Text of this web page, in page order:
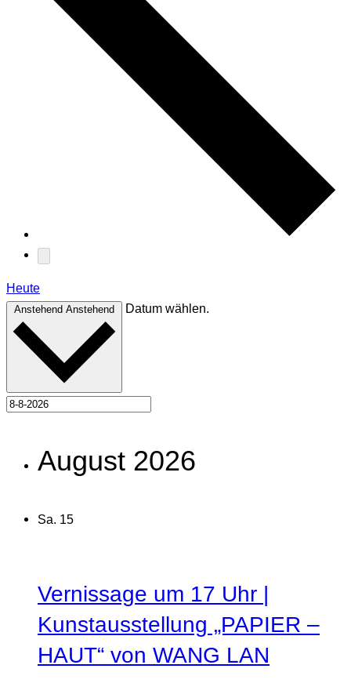
Heute
Anstehend Anstehend Datum wählen.
August 2026
Sa. 15
Vernissage um 17 Uhr |
Kunstausstellung „PAPIER –
HAUT“ von WANG LAN